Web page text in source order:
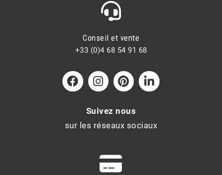
Conseil et vente
+33 (0)4 68 54 91 68
Suivez nous
sur les réseaux sociaux